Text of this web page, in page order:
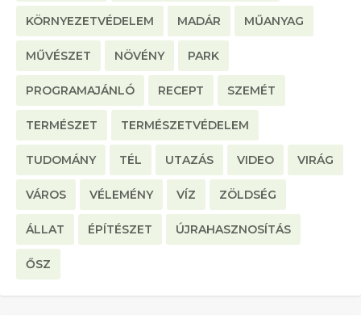
KÖRNYEZETVÉDELEM MADÁR MŰANYAG
MŰVÉSZET NÖVÉNY PARK
PROGRAMAJÁNLÓ RECEPT SZEMÉT
TERMÉSZET TERMÉSZETVÉDELEM
TUDOMÁNY TÉL UTAZÁS VIDEO VIRÁG
VÁROS VÉLEMÉNY VÍZ ZÖLDSÉG
ÁLLAT ÉPÍTÉSZET ÚJRAHASZNOSÍTÁS
ŐSZ